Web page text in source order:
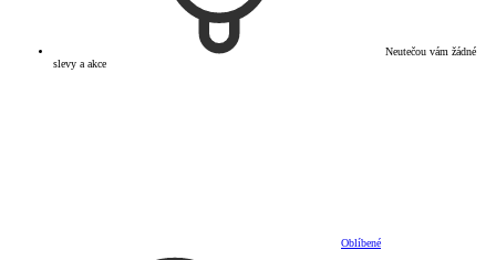
Neutečou vám žádné
slevy a akce
Oblíbené